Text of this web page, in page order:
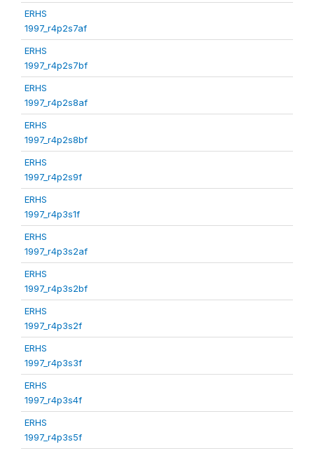
ERHS
1997_r4p2s7af
ERHS
1997_r4p2s7bf
ERHS
1997_r4p2s8af
ERHS
1997_r4p2s8bf
ERHS
1997_r4p2s9f
ERHS
1997_r4p3s1f
ERHS
1997_r4p3s2af
ERHS
1997_r4p3s2bf
ERHS
1997_r4p3s2f
ERHS
1997_r4p3s3f
ERHS
1997_r4p3s4f
ERHS
1997_r4p3s5f